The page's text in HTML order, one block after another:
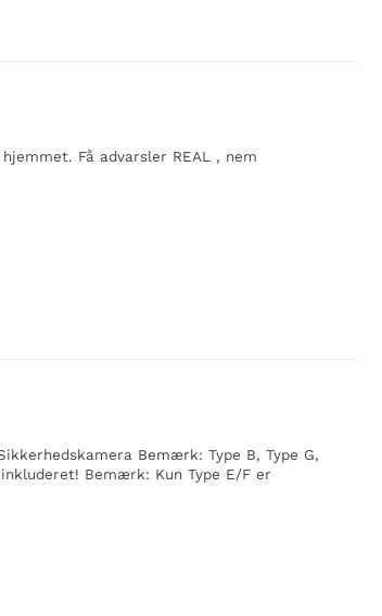
Få advarsler REAL , nem
Bemærk: Type B, Type G,
Bemærk: Kun Type E/F er